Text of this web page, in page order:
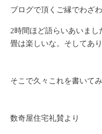
ブログで頂くご縁でわざ
2時間ほど語らいあいまし
畳は楽しいな。そしてあり
そこで久々これを書いて
数奇屋住宅礼賛より